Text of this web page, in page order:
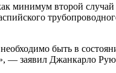
второй случай
быть в
— заявил Джанкарло